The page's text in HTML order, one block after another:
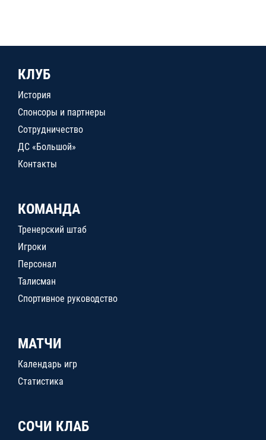
КЛУБ
История
Спонсоры и партнеры
Сотрудничество
ДС «Большой»
Контакты
КОМАНДА
Тренерский штаб
Игроки
Персонал
Талисман
Спортивное руководство
МАТЧИ
Календарь игр
Статистика
СОЧИ КЛАБ